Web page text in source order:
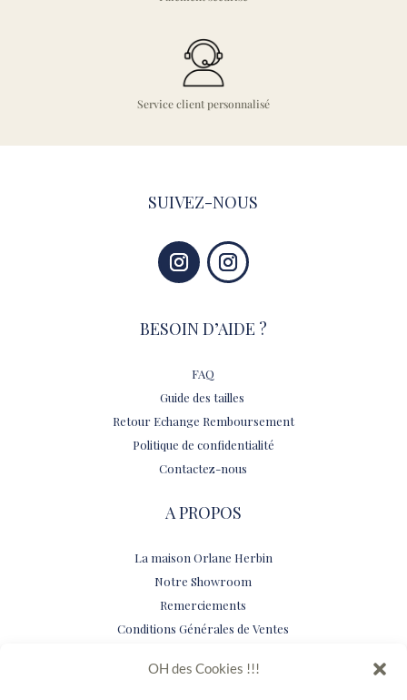
OH des Cookies !!!
Service client personnalisé
SUIVEZ-NOUS
BESOIN D’AIDE ?
FAQ
Guide des tailles
Retour Echange Remboursement
Politique de confidentialité
Contactez-nous
A PROPOS
La maison Orlane Herbin
Notre Showroom
Remerciements
Conditions Générales de Ventes